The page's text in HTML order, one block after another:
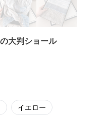
大判ショール
イエロー